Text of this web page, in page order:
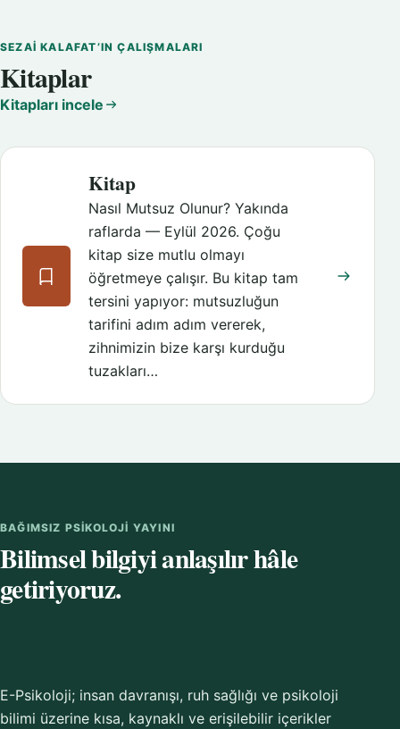
SEZAI KALAFAT’IN ÇALIŞMALARI
Kitaplar
Kitapları incele
Kitap
Nasıl Mutsuz Olunur? Yakında
raflarda — Eylül 2026. Çoğu
kitap size mutlu olmayı
öğretmeye çalışır. Bu kitap tam
tersini yapıyor: mutsuzluğun
tarifini adım adım vererek,
zihnimizin bize karşı kurduğu
tuzakları…
BAĞIMSIZ PSIKOLOJI YAYINI
Bilimsel bilgiyi anlaşılır hâle
getiriyoruz.
E-Psikoloji; insan davranışı, ruh sağlığı ve psikoloji
bilimi üzerine kısa, kaynaklı ve erişilebilir içerikler